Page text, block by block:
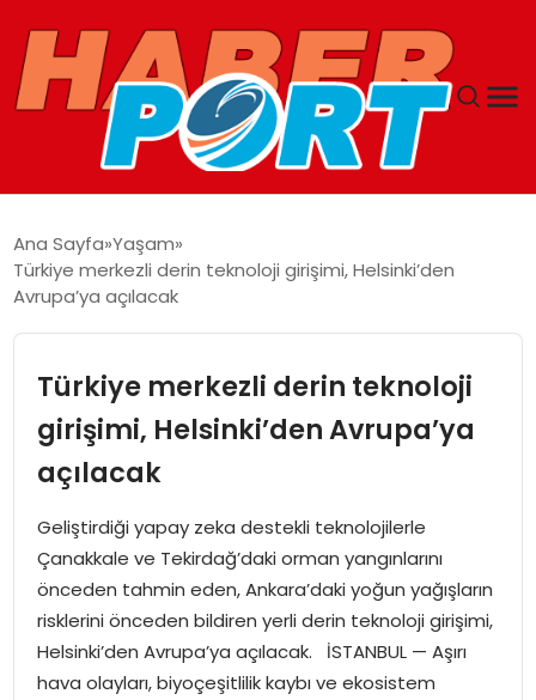
GUNCEL
SPOR
MAGAZIN
SPOR
EĞITIM
Ana Sayfa Yaşam
Türkiye merkezli derin teknoloji girişimi, Helsinki’den
Avrupa’ya açılacak
Türkiye merkezli derin teknoloji
girişimi, Helsinki’den Avrupa’ya
açılacak
Geliştirdiği yapay zeka destekli teknolojilerle
Çanakkale ve Tekirdağ’daki orman yangınlarını
önceden tahmin eden, Ankara’daki yoğun yağışların
risklerini önceden bildiren yerli derin teknoloji girişimi,
Helsinki’den Avrupa’ya açılacak. İSTANBUL — Aşırı
hava olayları, biyoçeşitlilik kaybı ve ekosistem